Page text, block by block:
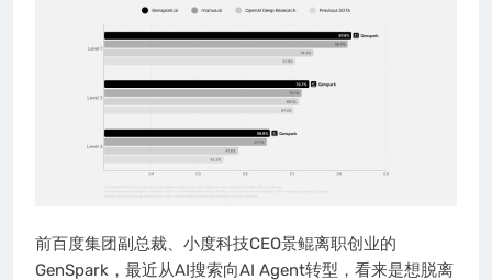
前百度集团副总裁、小度科技CEO景鲲离职创业的
GenSpark，最近从AI搜索向AI Agent转型，看来是想脱离